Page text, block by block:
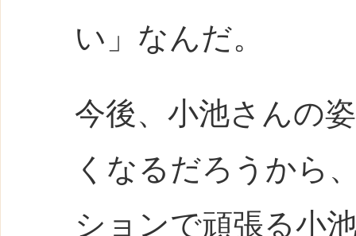
い」なんだ。
今後、小池さんの
くなるだろうから
ションで頑張る小